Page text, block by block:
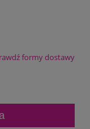
formy dostawy